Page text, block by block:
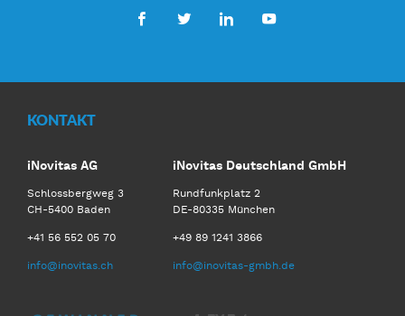
KONTAKT
iNovitas AG
Schlossbergweg 3
CH-5400 Baden
+41 56 552 05 70
info@inovitas.ch
iNovitas Deutschland GmbH
Rundfunkplatz 2
DE-80335 München
+49 89 1241 3866
info@inovitas-gmbh.de